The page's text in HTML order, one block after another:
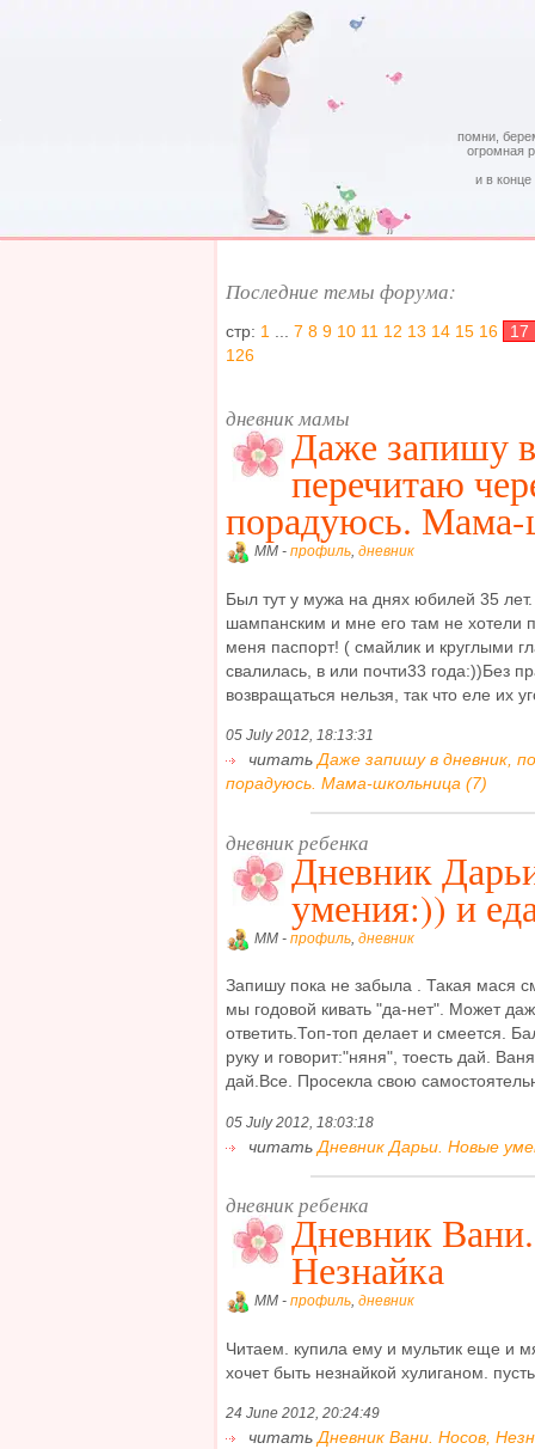
помни,
огромная
и в
Последние темы форума:
стр: 1 7 8 9 10 11 12 13 14 15 16
17
126
дневник мамы
Даже запишу
перечитаю
порадуюсь.
MM - профиль, дневник
Был тут у мужа на днях юбилей 35
шампанским и мне его там не хотели
меня паспорт! ( смайлик и круглыми
свалилась, в или почти33 года:))Без
возвращаться нельзя, так что еле их
05 July 2012, 18:13:31
читать Даже запишу в дневник,
порадуюсь. Мама-школьница (7)
дневник ребенка
Дневник
умения:)) и
MM - профиль, дневник
Запишу пока не забыла . Такая мася
мы годовой кивать "да-нет". Может
ответить.Топ-топ делает и смеется.
руку и говорит:"няня", тоесть дай.
дай.Все. Просекла свою
05 July 2012, 18:03:18
читать Дневник Дарьи. Новые
дневник ребенка
Дневник
Незнайка
MM - профиль, дневник
Читаем. купила ему и мультик еще и
хочет быть незнайкой хулиганом.
24 June 2012, 20:24:49
читать Дневник Вани. Носов,